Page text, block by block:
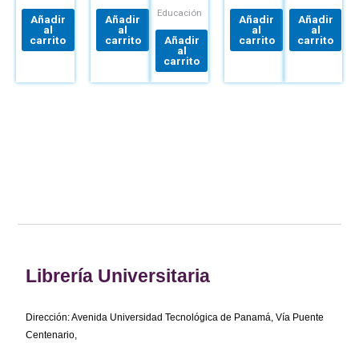
Añadir
al
carrito
Añadir
al
carrito
CURSO
Educación
Añadir
al
carrito
Añadir
al
carrito
Añadir
al
carrito
Librería Universitaria
Dirección: Avenida Universidad Tecnológica de Panamá, Vía Puente
Centenario,